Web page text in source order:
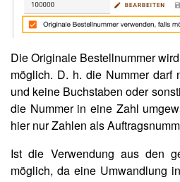
Die Originale Bestellnummer
möglich. D. h. die Nummer darf
und keine Buchstaben oder
die Nummer in eine Zahl
hier nur Zahlen als
Ist die Verwendung aus den
möglich, da eine Umwandlung